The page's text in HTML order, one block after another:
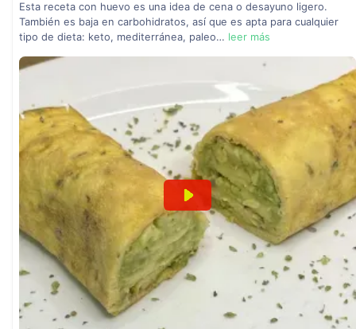
Esta receta con huevo es una idea de cena o desayuno ligero.
También es baja en carbohidratos, así que es apta para cualquier
tipo de dieta: keto, mediterránea, paleo… leer más